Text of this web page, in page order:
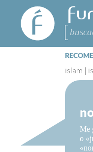
FundéuRAE
- Fundación
del Español
Urgente
Buscar
islam |
Me
o